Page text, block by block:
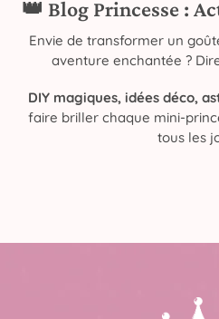
👑 Blog Princesse :
Envie de transformer un
aventure enchantée ?
DIY magiques, idées déco,
faire briller chaque mini-
tous les